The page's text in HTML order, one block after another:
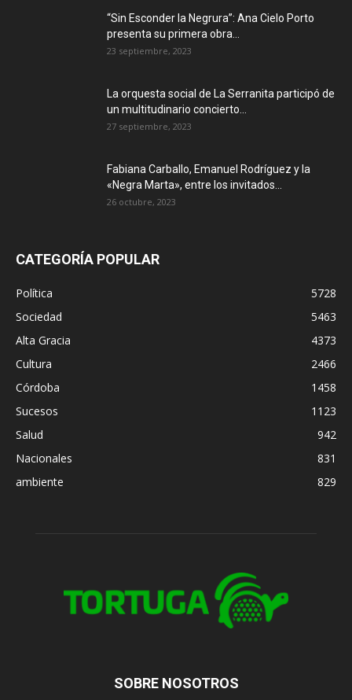
“Sin Esconder la Negrura”: Ana Cielo Porto
presenta su primera obra...
23 septiembre, 2023
La orquesta social de La Serranita participó de
un multitudinario concierto...
27 septiembre, 2023
Fabiana Carballo, Emanuel Rodríguez y la
«Negra Marta», entre los invitados...
26 octubre, 2023
CATEGORÍA POPULAR
Política
5728
Sociedad
5463
Alta Gracia
4373
Cultura
2466
Córdoba
1458
Sucesos
1123
Salud
942
Nacionales
831
ambiente
829
SOBRE NOSOTROS